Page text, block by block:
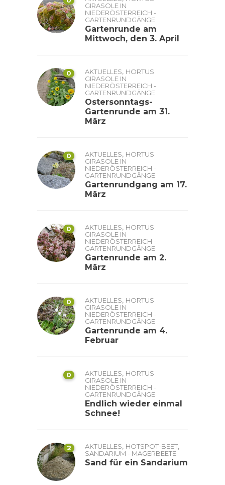
GIRASOLE IN
NIEDERÖSTERREICH -
GARTENRUNDGÄNGE
Gartenrunde am
Mittwoch, den 3. April
0 AKTUELLES, HORTUS
GIRASOLE IN
NIEDERÖSTERREICH -
GARTENRUNDGÄNGE
Ostersonntags-
Gartenrunde am 31.
März
0 AKTUELLES, HORTUS
GIRASOLE IN
NIEDERÖSTERREICH -
GARTENRUNDGÄNGE
Gartenrundgang am 17.
März
0 AKTUELLES, HORTUS
GIRASOLE IN
NIEDERÖSTERREICH -
GARTENRUNDGÄNGE
Gartenrunde am 2.
März
0 AKTUELLES, HORTUS
GIRASOLE IN
NIEDERÖSTERREICH -
GARTENRUNDGÄNGE
Gartenrunde am 4.
Februar
0 AKTUELLES, HORTUS
GIRASOLE IN
NIEDERÖSTERREICH -
GARTENRUNDGÄNGE
Endlich wieder einmal
Schnee!
2 AKTUELLES, HOTSPOT-BEET,
SANDARIUM - MAGERBEETE
Sand für ein Sandarium